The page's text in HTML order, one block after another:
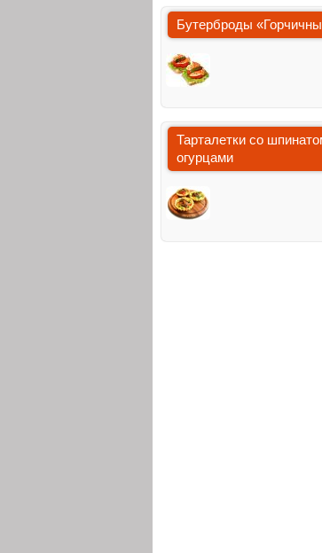
Бутерброды
Тарталетки со
огурцами